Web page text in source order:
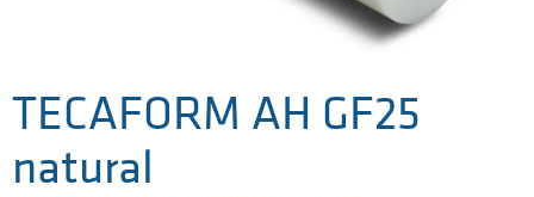
TECAFORM AH GF25
natural